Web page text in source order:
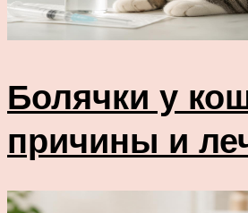
Болячки у
причины и